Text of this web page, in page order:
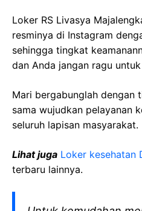
Loker RS Livasya
resminya di Instagram
sehingga tingkat
dan Anda jangan ragu
Mari bergabunglah dengan
sama wujudkan pelayanan
seluruh lapisan masyarakat.
Lihat juga Loker kesehatan
terbaru lainnya.